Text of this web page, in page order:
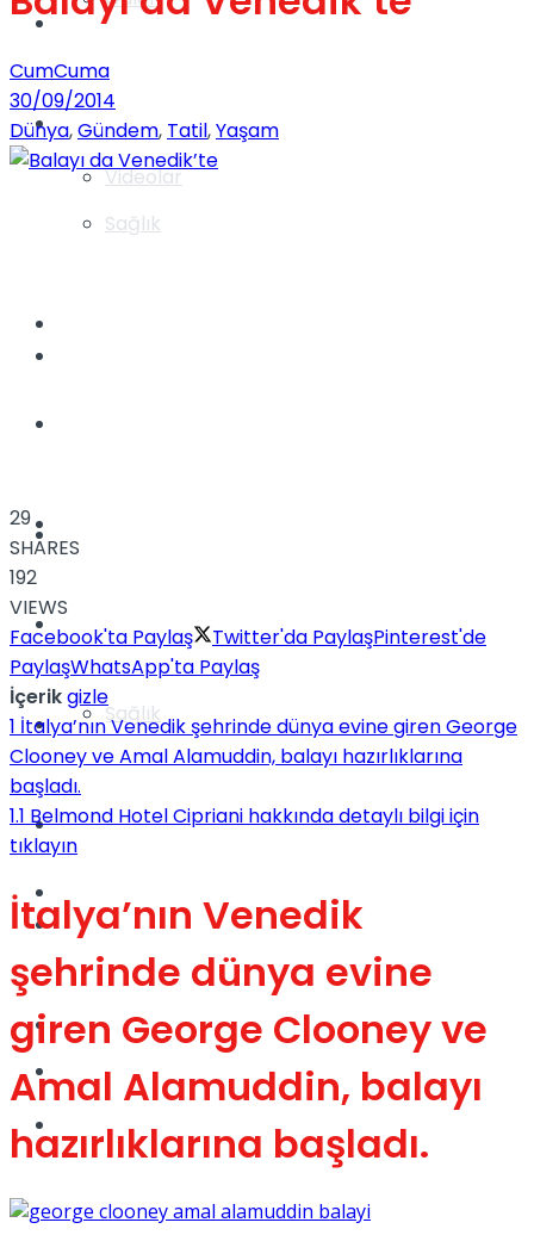
Videolar
Yaşam
Sağlık
Kadınca
Gündem
Yaşam
Sağlık
Türkiye
Müzik
Sinema
Tatil
Spor
Podcast
CumCuma
30/09/2014
Dünya,Gündem, Tatil,Yaşam
29
SHARES
192
VIEWS
Facebook'ta Paylaş
Twitter'da PaylaşPinterest'de
PaylaşWhatsApp'ta Paylaş
İçerikgizle
1 İtalya’nın Venedik şehrinde dünya evine giren George
Clooney ve Amal Alamuddin, balayı hazırlıklarına
başladı.
1.1 Belmond Hotel Cipriani hakkında detaylı bilgi için
tıklayın
İtalya’nın Venedik
şehrinde dünya evine
giren George Clooney ve
Amal Alamuddin, balayı
hazırlıklarına başladı.